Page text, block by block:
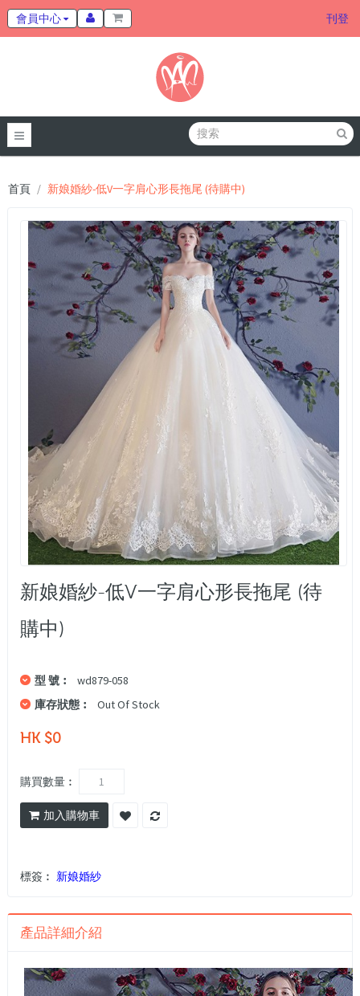
會員中心 刊登
首頁 新娘婚紗-低V一字肩心形長拖尾 (待購中)
新娘婚紗-低V一字肩心形長拖尾 (待
購中)
型 號︰
wd879-058
庫存狀態︰
Out Of Stock
HK $0
購買數量︰
加入購物車
標簽︰ 新娘婚紗
產品詳細介紹